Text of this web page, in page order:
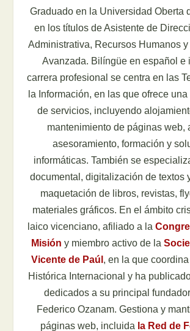
Graduado en la Universidad Oberta
en los títulos de Asistente de
Administrativa, Recursos Humanos
Avanzada. Bilíngüe en español e
carrera profesional se centra en las
la Información, en las que ofrece
de servicios, incluyendo
mantenimiento de páginas web,
asesoramiento, formación y
informáticas. También se
documental, digitalización de textos
maquetación de libros, revistas,
materiales gráficos. En el ámbito
laico vicenciano, afiliado a la
Misión y miembro activo de la
Vicente de Paúl , en la que
Histórica Internacional y ha
dedicados a su principal
Federico Ozanam. Gestiona y
páginas web, incluida la Red de